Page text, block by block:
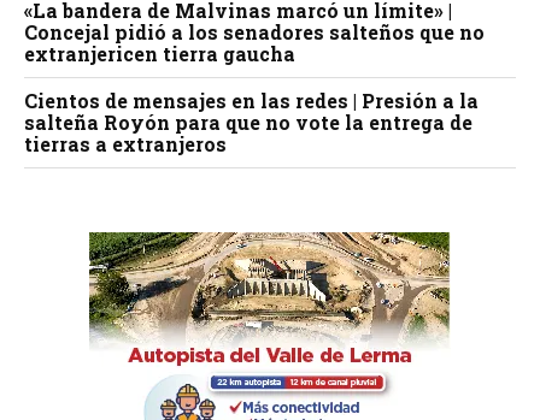
«La bandera de Malvinas marcó un límite» |
Concejal pidió a los senadores salteños que no
extranjericen tierra gaucha
Cientos de mensajes en las redes | Presión a la
salteña Royón para que no vote la entrega de
tierras a extranjeros